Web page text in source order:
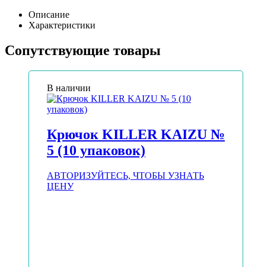
Описание
Характеристики
Сопутствующие товары
В наличии
Крючок KILLER KAIZU №
5 (10 упаковок)
АВТОРИЗУЙТЕСЬ, ЧТОБЫ УЗНАТЬ
ЦЕНУ